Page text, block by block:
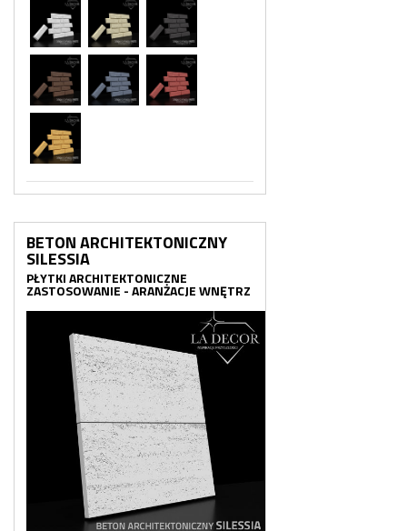
BETON ARCHITEKTONICZNY
SILESSIA
PŁYTKI ARCHITEKTONICZNE
ZASTOSOWANIE - ARANŻACJE WNĘTRZ